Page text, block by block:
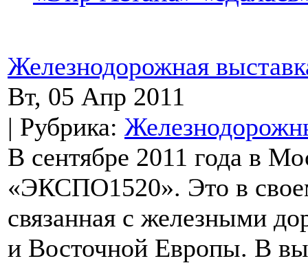
Железнодорожная
Вт, 05 Апр 2011
| Рубрика:
В сентябре 2011 года в
«ЭКСПО1520». Это в
связанная с железными
и Восточной Европы. В